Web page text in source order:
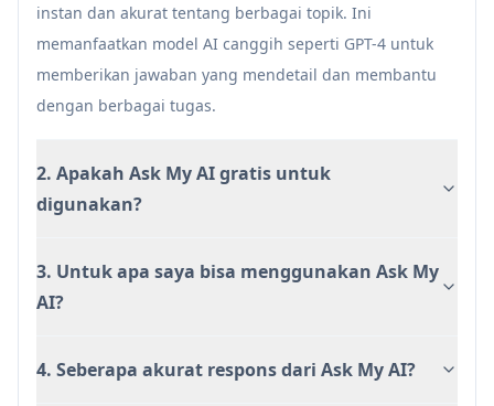
instan dan akurat tentang berbagai topik. Ini
memanfaatkan model AI canggih seperti GPT-4 untuk
memberikan jawaban yang mendetail dan membantu
dengan berbagai tugas.
2. Apakah Ask My AI gratis untuk
digunakan?
3. Untuk apa saya bisa menggunakan Ask My
AI?
4. Seberapa akurat respons dari Ask My AI?